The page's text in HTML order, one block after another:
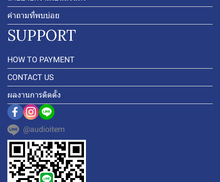
คำถามที่พบบ่อย
SUPPORT
HOW TO PAYMENT
CONTACT US
ผลงานการติดตั้ง
@audioitem